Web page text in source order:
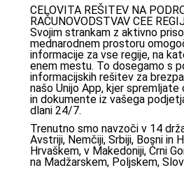
CELOVITA REŠITEV NA
RAČUNOVODSTVAV CEE
Svojim strankam z aktivno
mednarodnem prostoru
informacije za vse regije, na
enem mestu. To dosegamo s
informacijskih rešitev za
našo Unijo App, kjer
in dokumente iz vašega
dlani 24/7.
Trenutno smo navzoči v 14
Avstriji, Nemčiji, Srbiji, Bosni in
Hrvaškem, v Makedoniji, Črni
na Madžarskem, Poljskem,